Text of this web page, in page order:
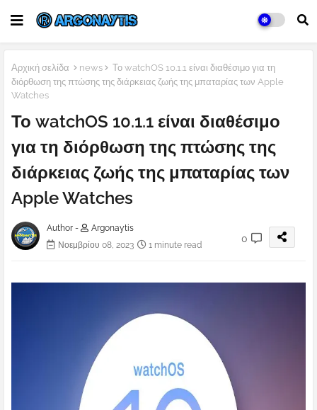
Αρχική σελίδα news
Το watchOS 10.1.1 είναι διαθέσιμο για τη
διόρθωση της πτώσης της διάρκειας ζωής της μπαταρίας των Apple
Watches
Το watchOS 10.1.1 είναι διαθέσιμο
για τη διόρθωση της πτώσης της
διάρκειας ζωής της μπαταρίας των
Apple Watches
Author -
Argonaytis
Νοεμβρίου 08, 2023
1 minute read
0